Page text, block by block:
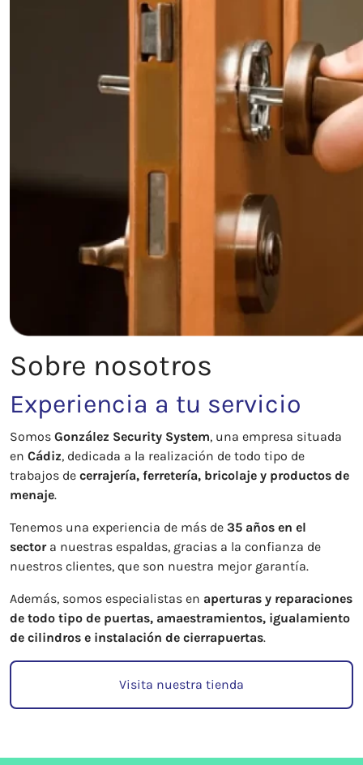
Sobre nosotros
Experiencia a tu servicio
Somos González Security System, una empresa situada
en Cádiz, dedicada a la realización de todo tipo de
trabajos de cerrajería, ferretería, bricolaje y productos de
menaje.
Tenemos una experiencia de más de 35 años en el
sectora nuestras espaldas, gracias a la confianza de
nuestros clientes, que son nuestra mejor garantía.
Además, somos especialistas en aperturas y reparaciones
de todo tipo de puertas, amaestramientos, igualamiento
de cilindros e instalación de cierrapuertas.
Visita nuestra tienda